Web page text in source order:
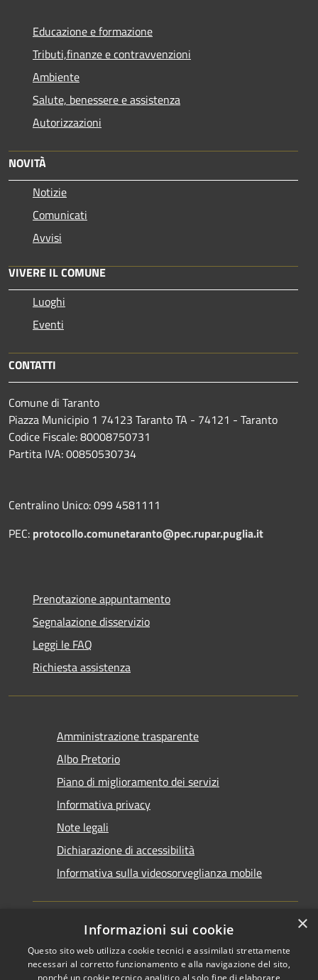
Educazione e formazione
Tributi,finanze e contravvenzioni
Ambiente
Salute, benessere e assistenza
Autorizzazioni
NOVITÀ
Notizie
Comunicati
Avvisi
VIVERE IL COMUNE
Luoghi
Eventi
CONTATTI
Comune di Taranto
Piazza Municipio 1 74123 Taranto TA - 74121 - Taranto
Codice Fiscale: 80008750731
Partita IVA: 00850530734
Centralino Unico: 099 4581111
PEC: protocollo.comunetaranto@pec.rupar.puglia.it
Prenotazione appuntamento
Segnalazione disservizio
Leggi le FAQ
Richiesta assistenza
Amministrazione trasparente
Albo Pretorio
Piano di miglioramento dei servizi
Informativa privacy
Note legali
Dichiarazione di accessibilità
Informativa sulla videosorveglianza mobile
RSS
Copyright © 2026 • Comune di
×
Informazioni sui cookie
Questo sito web utilizza cookie tecnici e assimilati strettamente
necessari al corretto funzionamento e alla navigazione del sito,
nonché un cookie tecnico analitico al solo fine di elaborare